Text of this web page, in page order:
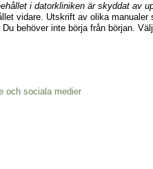
i datorkliniken är skyddat av
vidare. Utskrift av olika
Du behöver inte börja från början.
och sociala medier